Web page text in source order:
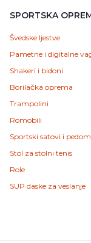
SPORTSKA
Švedske ljestve
Pametne i digitalne
Shakeri i bidoni
Borilačka oprema
Trampolini
Romobili
Sportski satovi i
Stol za stolni tenis
Role
SUP daske za veslanje